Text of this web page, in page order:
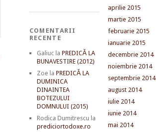
COMENTARII
RECENTE
Galiucla PREDICĂ LA
BUNAVESTIRE (2012)
Zoela PREDICĂ LA
DUMINICA
DINAINTEA
BOTEZULUI
DOMNULUI (2015)
Rodica Dumitrescu la
prediciortodoxe.ro
aprilie 2015
martie 2015
februarie 2015
ianuarie 2015
decembrie 2014
noiembrie 2014
septembrie 2014
august 2014
iulie 2014
iunie 2014
mai 2014